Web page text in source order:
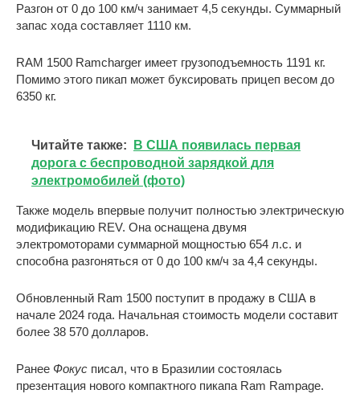
Разгон от 0 до 100 км/ч занимает 4,5 секунды. Суммарный
запас хода составляет 1110 км.
RAM 1500 Ramcharger имеет грузоподъемность 1191 кг.
Помимо этого пикап может буксировать прицеп весом до
6350 кг.
Читайте также:
В США появилась первая
дорога с беспроводной зарядкой для
электромобилей (фото)
Также модель впервые получит полностью электрическую
модификацию REV. Она оснащена двумя
электромоторами суммарной мощностью 654 л.с. и
способна разгоняться от 0 до 100 км/ч за 4,4 секунды.
Обновленный Ram 1500 поступит в продажу в США в
начале 2024 года. Начальная стоимость модели составит
более 38 570 долларов.
Ранее Фокус писал, что в Бразилии состоялась
презентация нового компактного пикапа Ram Rampage.